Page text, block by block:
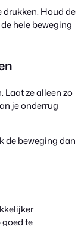
drukken. Houd de
hele beweging
Laat ze alleen zo
je onderrug
de beweging dan
te